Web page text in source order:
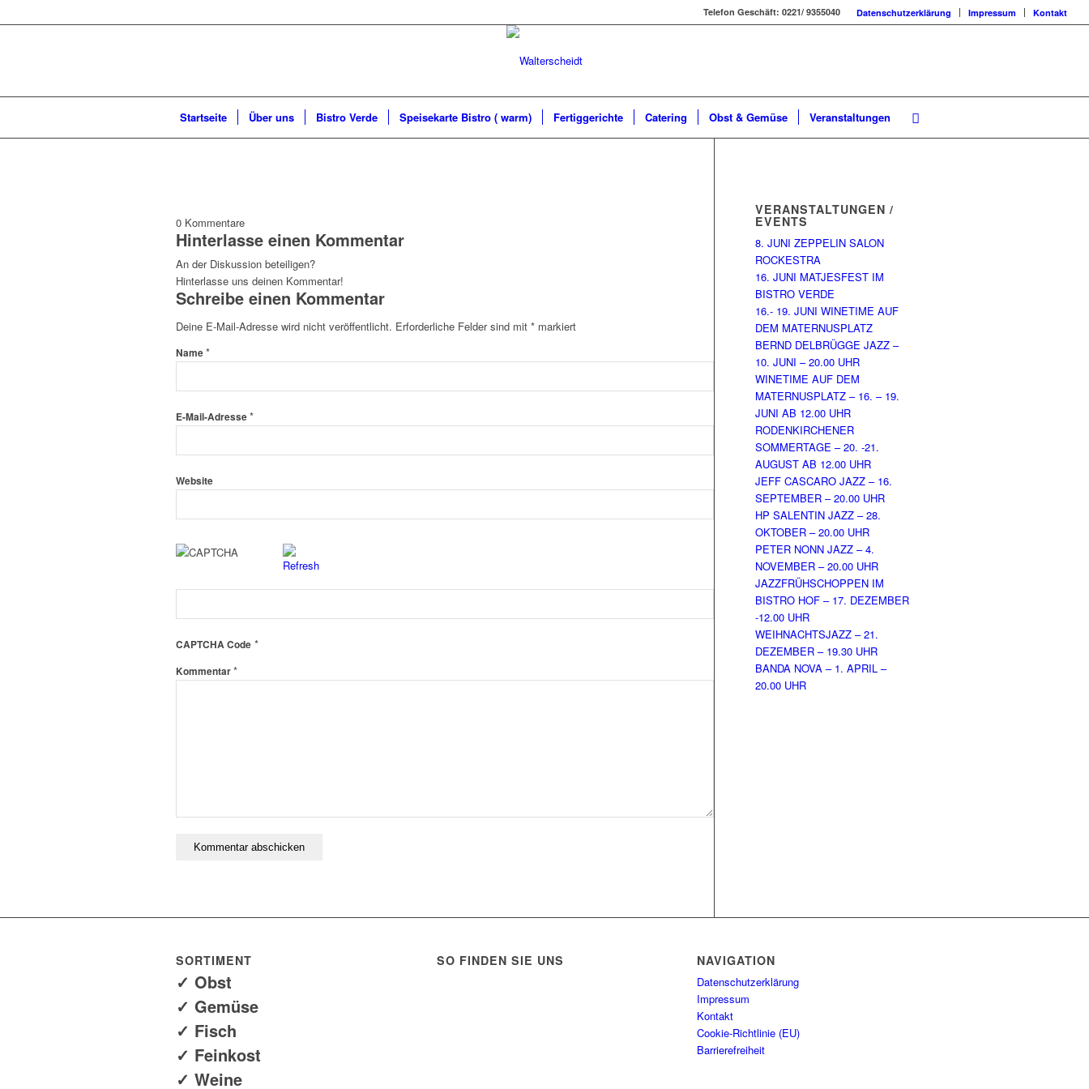
Datenschutzerklärung Impressum Kontakt
Telefon Geschäft: 0221/ 9355040
Startseite Über uns Bistro Verde Speisekarte Bistro ( warm) Fertiggerichte Catering Obst & Gemüse Veranstaltungen
0 Kommentare
Hinterlasse einen Kommentar
An der Diskussion beteiligen?
Hinterlasse uns deinen Kommentar!
Schreibe einen Kommentar
Deine E-Mail-Adresse wird nicht veröffentlicht. Erforderliche Felder sind mit * markiert
Name*
E-Mail-Adresse*
Website
CAPTCHA Code *
Kommentar*
VERANSTALTUNGEN /
EVENTS
8. JUNI ZEPPELIN SALON
ROCKESTRA
16. JUNI MATJESFEST IM
BISTRO VERDE
16.- 19. JUNI WINETIME AUF
DEM MATERNUSPLATZ
BERND DELBRÜGGE JAZZ –
10. JUNI – 20.00 UHR
WINETIME AUF DEM
MATERNUSPLATZ – 16. – 19.
JUNI AB 12.00 UHR
RODENKIRCHENER
SOMMERTAGE – 20. -21.
AUGUST AB 12.00 UHR
JEFF CASCARO JAZZ – 16.
SEPTEMBER – 20.00 UHR
HP SALENTIN JAZZ – 28.
OKTOBER – 20.00 UHR
PETER NONN JAZZ – 4.
NOVEMBER – 20.00 UHR
JAZZFRÜHSCHOPPEN IM
BISTRO HOF – 17. DEZEMBER
-12.00 UHR
WEIHNACHTSJAZZ – 21.
DEZEMBER – 19.30 UHR
BANDA NOVA – 1. APRIL –
20.00 UHR
SORTIMENT
✓ Obst
✓ Gemüse
✓ Fisch
✓ Feinkost
✓ Weine
SO FINDEN SIE UNS NAVIGATION
Datenschutzerklärung
Impressum
Kontakt
Cookie-Richtlinie (EU)
Barrierefreiheit